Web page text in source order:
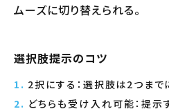
ムーズに切り替えられる。
選択肢提示のコツ
2択にする：選択肢は2つまで
どちらも受け入れ可能：提